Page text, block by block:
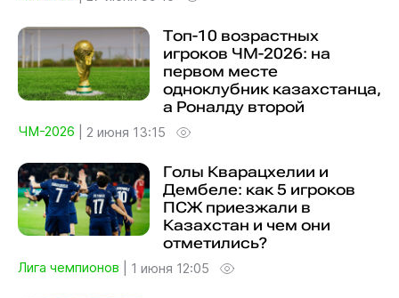
Топ-10 возрастных
игроков ЧМ-2026: на
первом месте
одноклубник казахстанца,
а Роналду второй
ЧМ-2026 2 июня 13:15
Голы Кварацхелии и
Дембеле: как 5 игроков
ПСЖ приезжали в
Казахстан и чем они
отметились?
Лига чемпионов 1 июня 12:05